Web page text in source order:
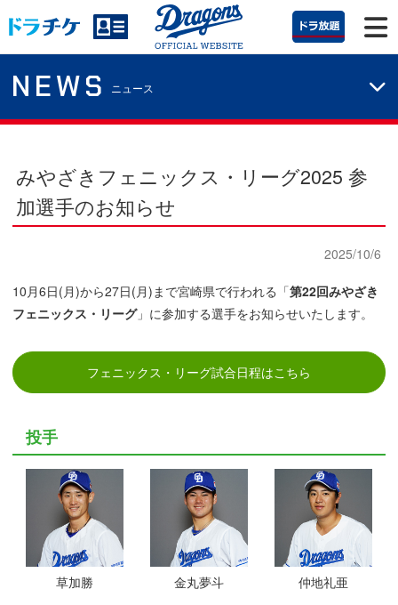
NEWS ニュース
みやざきフェニックス・リーグ2025 参
加選手のお知らせ
2025/10/6
10月6日(月)から27日(月)まで宮崎県で行われる「第22回みやざき
フェニックス・リーグ」に参加する選手をお知らせいたします。
フェニックス・リーグ試合日程はこちら
投手
草加勝 金丸夢斗 仲地礼亜